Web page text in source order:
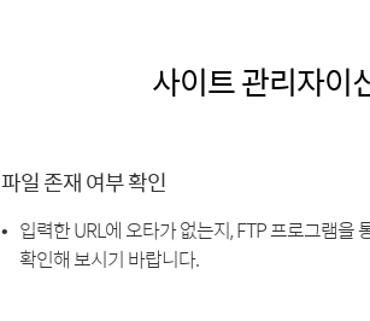
사이트 관리자이
파일 존재 여부 확인
입력한 URL에 오타가 없는지, FTP 프로그램
확인해 보시기 바랍니다.